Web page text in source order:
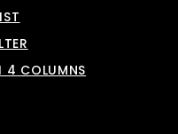
4 COLUMNS